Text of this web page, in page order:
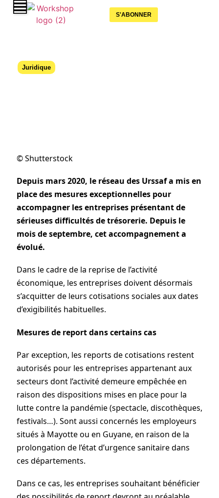
S'ABONNER
Juridique
© Shutterstock
Depuis mars 2020, le réseau des Urssaf a mis en
place des mesures exceptionnelles pour
accompagner les entreprises présentant de
sérieuses difficultés de trésorerie. Depuis le
mois de septembre, cet accompagnement a
évolué.
Dans le cadre de la reprise de l’activité
économique, les entreprises doivent désormais
s’acquitter de leurs cotisations sociales aux dates
d’exigibilités habituelles.
Mesures de report dans certains cas
Par exception, les reports de cotisations restent
autorisés pour les entreprises appartenant aux
secteurs dont l’activité demeure empêchée en
raison des dispositions mises en place pour la
lutte contre la pandémie (spectacle, discothèques,
festivals…). Sont aussi concernés les employeurs
situés à Mayotte ou en Guyane, en raison de la
prolongation de l’état d’urgence sanitaire dans
ces départements.
Dans ce cas, les entreprises souhaitant bénéficier